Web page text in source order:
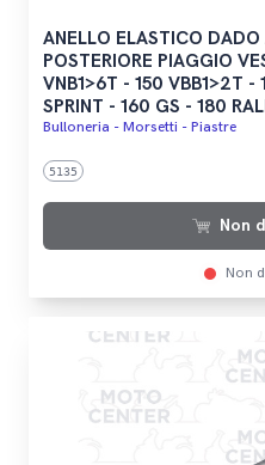
ANELLO ELASTICO
POSTERIORE PIAGGIO
VNB1>6T - 150 VBB1>2T -
SPRINT - 160 GS - 180
Bulloneria - Morsetti - Piastre
5135
Non
Non